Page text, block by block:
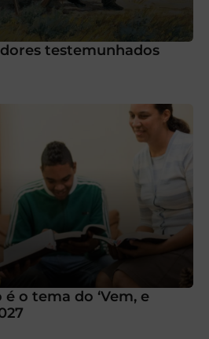
testemunhados
o tema do ‘Vem, e